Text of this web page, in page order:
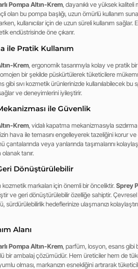
Pompa Altın-Krem, dayanıklı ve yüksek
olan bu pompa başlığı, uzun ömürlü kullanım
kullanıcılar için de uzun süreli kullanım sağlar.
endüstrisinde öne çıkarır.
ile Pratik Kullanım
Krem, ergonomik tasarımıyla kolay ve pratik
bir şekilde püskürtülerek tüketicilere
sıvı kozmetik ürünlerinizde kullanılabilecek bu
ve deneyimlerini iyileştirir.
ile Güvenlik
Krem, vidalı kapatma mekanizmasıyla
hava ile temasını engelleyerek tazeliğini korur
çantalarında veya yanlarında taşımalarını
olanak tanır.
Dönüştürülebilir
markaları için önemli bir önceliktir.Sprey
ve geri dönüştürülebilir özelliğe sahiptir. Çevresel
sürdürülebilirlik hedeflerinize ulaşmanızı
Alanı
Pompa Altın-Krem, parfüm, losyon, esans gibi
bir ambalaj çözümüdür. Hem üreticiler hem de
olması, markanızın esnekliğini artırarak